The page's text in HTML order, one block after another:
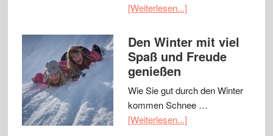
[Weiterlesen...]
Den Winter mit viel
Spaß und Freude
genießen
Wie Sie gut durch den Winter
kommen Schnee …
[Weiterlesen...]